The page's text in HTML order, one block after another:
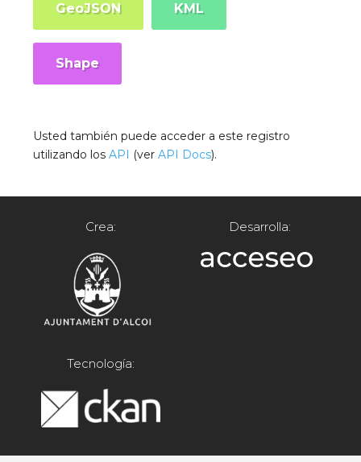
GeoJSON KML
Shape
Usted también puede acceder a este registro
utilizando losAPI (verAPI Docs).
Crea: Desarrolla:
Tecnología: